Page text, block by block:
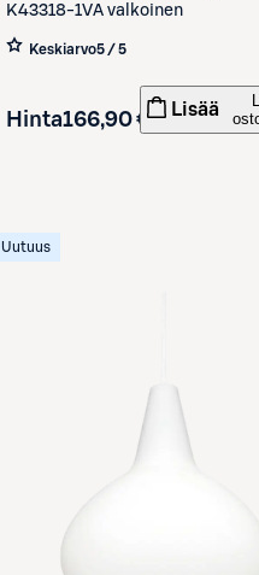
K43318-1VA valkoinen
Keskiarvo5 / 5
Hinta166,90 € Lisää
Uutuus